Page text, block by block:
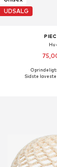
UDSALG
Tilgængelige
Oprindeligt:
Sidste laveste